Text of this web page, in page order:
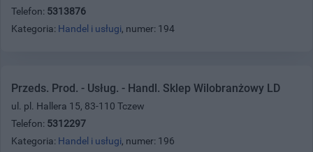
Telefon: 5313876
Kategoria: Handel i usługi, numer: 194
Przeds. Prod. - Usług. - Handl. Sklep Wilobranżowy LD
ul. pl. Hallera 15, 83-110 Tczew
Telefon: 5312297
Kategoria: Handel i usługi, numer: 196